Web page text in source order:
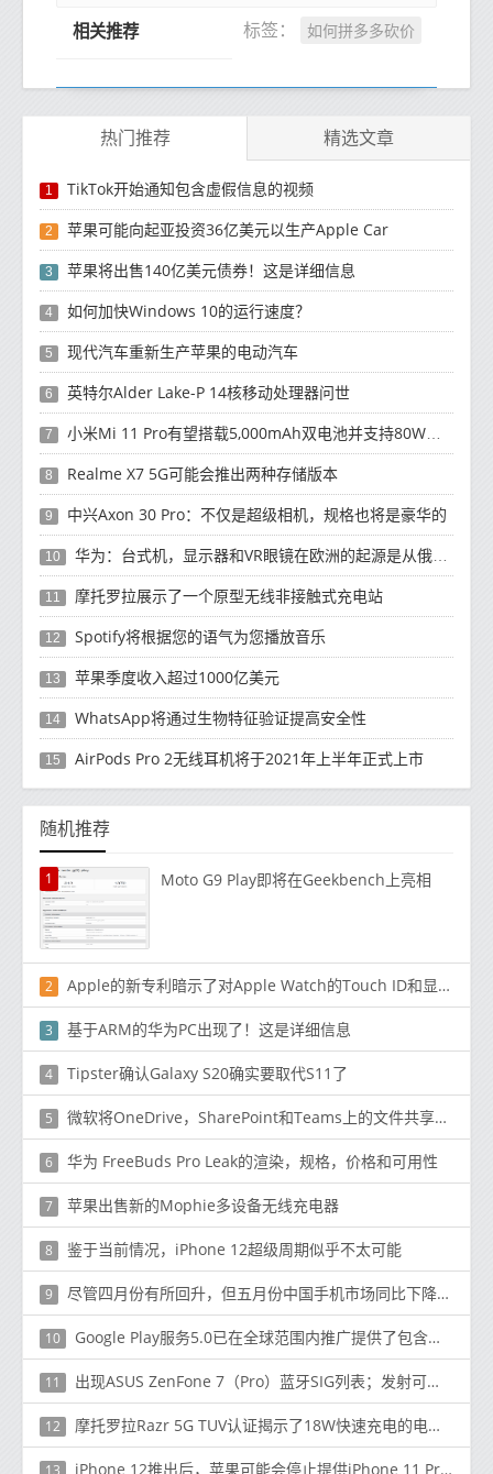
标签： 如何拼多多砍价
相关推荐
热门推荐 精选文章
1 TikTok开始通知包含虚假信息的视频
2 苹果可能向起亚投资36亿美元以生产Apple Car
3 苹果将​​出售140亿美元债券！这是详细信息
4 如何加快Windows 10的运行速度？
5 现代汽车重新生产苹果的电动汽车
6 英特尔Alder Lake-P 14核移动处理器问世
7 小米Mi 11 Pro有望搭载5,000mAh双电池并支持80W快速充电
8 Realme X7 5G可能会推出两种存储版本
9 中兴Axon 30 Pro：不仅是超级相机，规格也将是豪华的
10 华为：台式机，显示器和VR眼镜在欧洲的起源是从俄罗斯开始的
11 摩托罗拉展示了一个原型无线非接触式充电站
12 Spotify将根据您的语气为您播放音乐
13 苹果季度收入超过1000亿美元
14 WhatsApp将通过生物特征验证提高安全性
15 AirPods Pro 2无线耳机将于2021年上半年正式上市
随机推荐
1 Moto G9 Play即将在Geekbench上亮相
2 Apple的新专利暗示了对Apple Watch的Touch ID和显示屏下摄像头支持
3 基于ARM的华为PC出现了！这是详细信息
4 Tipster确认Galaxy S20确实要取代S11了
5 微软将OneDrive，SharePoint和Teams上的文件共享限制提高到250GB
6 华为 FreeBuds Pro Leak的渲染，规格，价格和可用性
7 苹果出售新的Mophie多设备无线充电器
8 鉴于当前情况，iPhone 12超级周期似乎不太可能
9 尽管四月份有所回升，但五月份中国手机市场同比下降了11.8％。
10 Google Play服务5.0已在全球范围内推广提供了包含在各种应用程序中的新功能
11 出现ASUS ZenFone 7（Pro）蓝牙SIG列表；发射可能快要结束了
12 摩托罗拉Razr 5G TUV认证揭示了18W快速充电的电池尺寸
iPhone 12推出后，苹果可能会停止提供iPhone 11 Pro，Pro Max和XR